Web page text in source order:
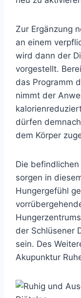
Zur Ergänzung
an einem
wird dann der
vorgestellt.
das Programm
nimmt der
dürfen
dem Körper
Die befindlichen
sorgen in
Hungergefühl
der Schlüsener
sein. Des
Akupunktur